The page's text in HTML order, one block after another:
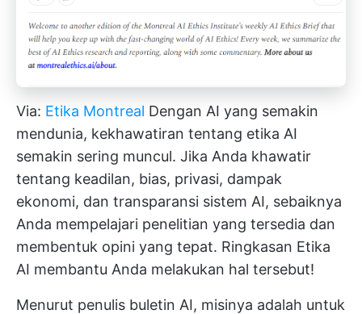
Via: Etika Montreal Dengan AI yang semakin
mendunia, kekhawatiran tentang etika AI
semakin sering muncul. Jika Anda khawatir
tentang keadilan, bias, privasi, dampak
ekonomi, dan transparansi sistem AI, sebaiknya
Anda mempelajari penelitian yang tersedia dan
membentuk opini yang tepat. Ringkasan Etika
AI membantu Anda melakukan hal tersebut!
Menurut penulis buletin AI, misinya adalah untuk